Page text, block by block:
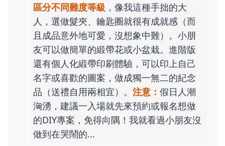
區分不同難度等級 ，像我這種手拙的大
人，選做髮夾、鑰匙圈就很有成就感（而
且成品意外地可愛，沒想象中難）。小朋
友可以做簡單的緞帶花或小盆栽。進階版
還有個人化緞帶印刷體驗，可以印上自己
名字或喜歡的圖案，做成獨一無二的紀念
品（送禮自用兩相宜）。 注意： 假日人潮
洶湧，建議一入場就先來預約或報名想做
的DIY專案，免得向隅！我就看過小朋友沒
做到在哭鬧的...